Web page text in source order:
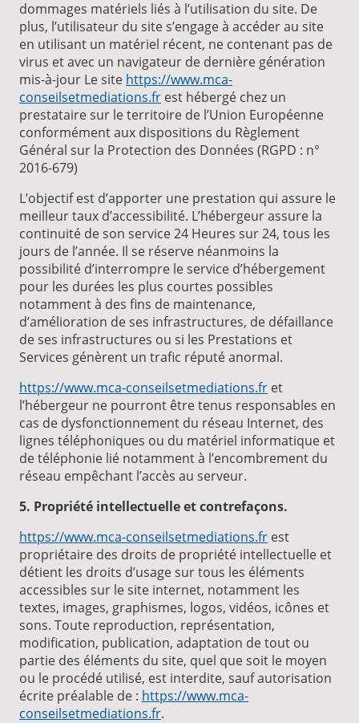
dommages matériels liés à l’utilisation du site. De
plus, l’utilisateur du site s’engage à accéder au site
en utilisant un matériel récent, ne contenant pas de
virus et avec un navigateur de dernière génération
mis-à-jour Le site https://www.mca-
conseilsetmediations.fr est hébergé chez un
prestataire sur le territoire de l’Union Européenne
conformément aux dispositions du Règlement
Général sur la Protection des Données (RGPD : n°
2016-679)
L’objectif est d’apporter une prestation qui assure le
meilleur taux d’accessibilité. L’hébergeur assure la
continuité de son service 24 Heures sur 24, tous les
jours de l’année. Il se réserve néanmoins la
possibilité d’interrompre le service d’hébergement
pour les durées les plus courtes possibles
notamment à des fins de maintenance,
d’amélioration de ses infrastructures, de défaillance
de ses infrastructures ou si les Prestations et
Services génèrent un trafic réputé anormal.
https://www.mca-conseilsetmediations.fr et
l’hébergeur ne pourront être tenus responsables en
cas de dysfonctionnement du réseau Internet, des
lignes téléphoniques ou du matériel informatique et
de téléphonie lié notamment à l’encombrement du
réseau empêchant l’accès au serveur.
5. Propriété intellectuelle et contrefaçons.
https://www.mca-conseilsetmediations.fr est
propriétaire des droits de propriété intellectuelle et
détient les droits d’usage sur tous les éléments
accessibles sur le site internet, notamment les
textes, images, graphismes, logos, vidéos, icônes et
sons. Toute reproduction, représentation,
modification, publication, adaptation de tout ou
partie des éléments du site, quel que soit le moyen
ou le procédé utilisé, est interdite, sauf autorisation
écrite préalable de : https://www.mca-
conseilsetmediations.fr.